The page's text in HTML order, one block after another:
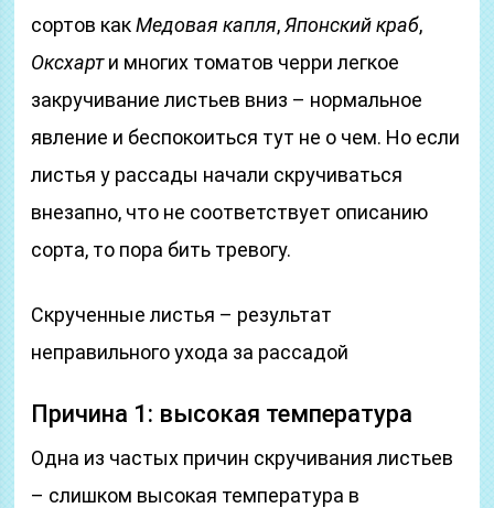
сортов какМедовая капля,Японский краб,
Оксхарти многих томатов черри легкое
закручивание листьев вниз – нормальное
явление и беспокоиться тут не о чем. Но если
листья у рассады начали скручиваться
внезапно, что не соответствует описанию
сорта, то пора бить тревогу.
Скрученные листья – результат
неправильного ухода за рассадой
Причина 1: высокая температура
Одна из частых причин скручивания листьев
– слишком высокая температура в